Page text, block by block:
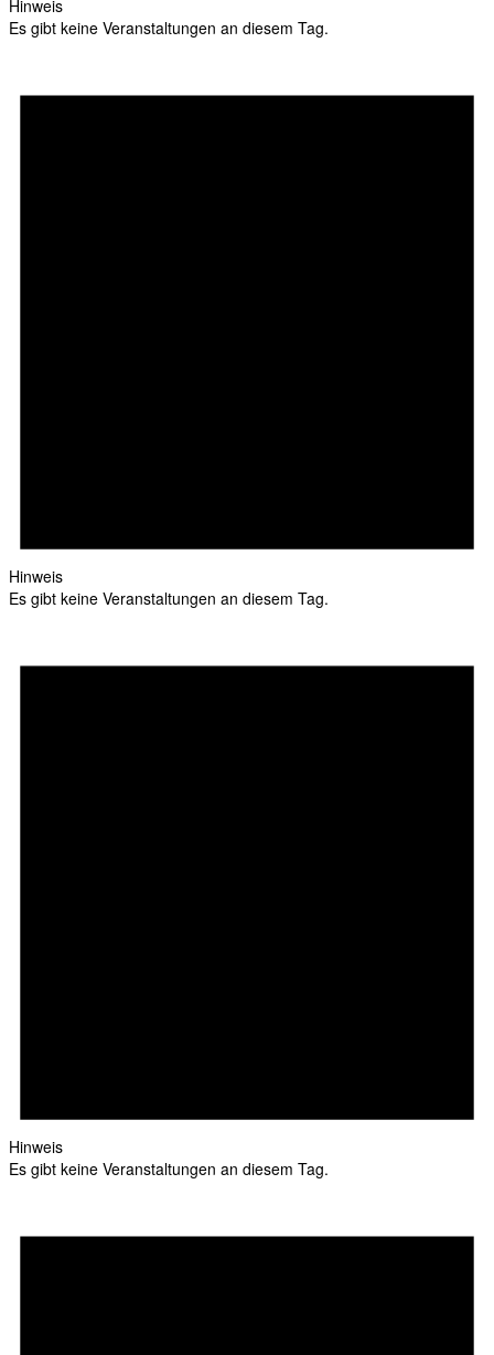
Hinweis
Es gibt keine Veranstaltungen an diesem Tag.
Hinweis
Es gibt keine Veranstaltungen an diesem Tag.
Hinweis
Es gibt keine Veranstaltungen an diesem Tag.